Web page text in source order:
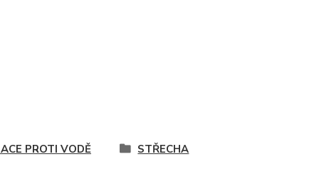
PROTI VODĚ STŘECHA